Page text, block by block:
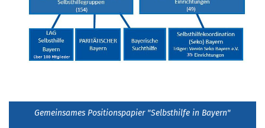
Gemeinsames Positionspapier "Selbsthilfe in Bayern"